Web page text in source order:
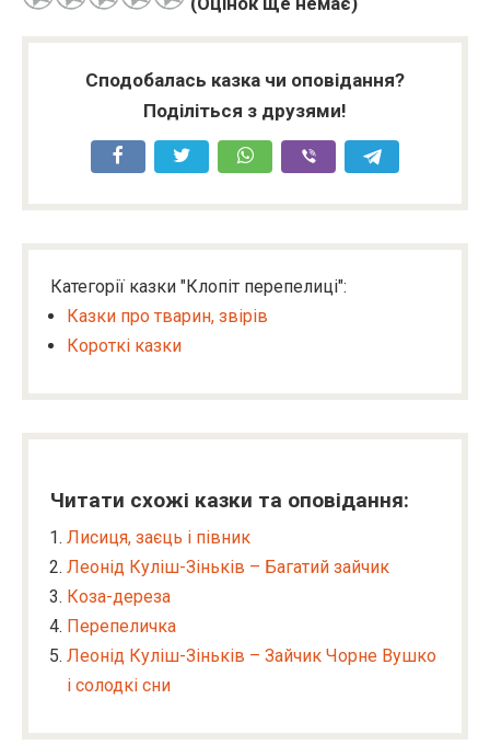
Сподобалась казка чи оповідання?
Поділіться з друзями!
Категорії казки "Клопіт перепелиці":
Казки про тварин, звірів
Короткі казки
Читати схожі казки та оповідання:
Лисиця, заєць і півник
Леонід Куліш-Зіньків – Багатий зайчик
Коза-дереза
Перепеличка
Леонід Куліш-Зіньків – Зайчик Чорне Вушко
і солодкі сни